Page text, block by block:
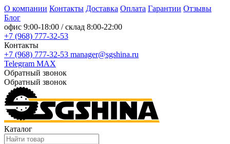
О компании Контакты Доставка Оплата Гарантии Отзывы
Блог
офис 9:00-18:00 / склад 8:00-22:00
+7 (968) 777-32-53
Контакты
+7 (968) 777-32-53 manager@sgshina.ru
Telegram MAX
Обратный звонок
Обратный звонок
Каталог